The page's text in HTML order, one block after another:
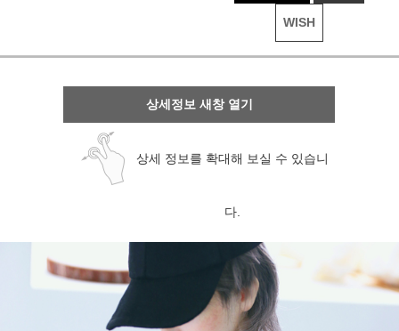
WISH
상세정보 새창 열기
상세 정보를 확대해 보실 수 있습니
다.